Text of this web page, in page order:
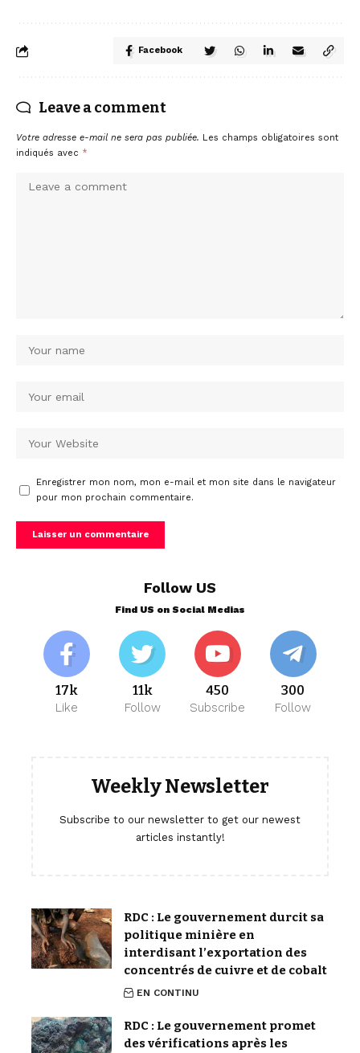
Facebook
Leave a comment
Votre adresse e-mail ne sera pas publiée. Les champs obligatoires sont
indiqués avec *
Enregistrer mon nom, mon e-mail et mon site dans le navigateur
pour mon prochain commentaire.
Follow US
Find US on Social Medias
17k
Like
11k
Follow
450
Subscribe
300
Follow
Weekly Newsletter
Subscribe to our newsletter to get our newest
articles instantly!
RDC : Le gouvernement durcit sa
politique minière en
interdisant l’exportation des
concentrés de cuivre et de cobalt
EN CONTINU
RDC : Le gouvernement promet
des vérifications après les